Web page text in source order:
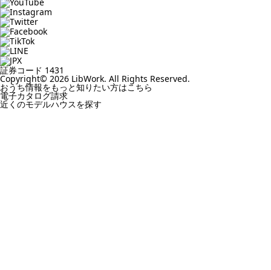
証券コード 1431
Copyright© 2026 LibWork. All Rights Reserved.
おうち情報をもっと知りたい方はこちら
電子カタログ請求
近くのモデルハウスを探す